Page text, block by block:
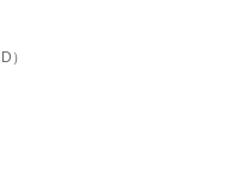
）